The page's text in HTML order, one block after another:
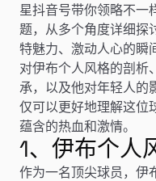
星抖音号带你领略不一
题，从多个角度详细探
特魅力、激动人心的瞬
对伊布个人风格的剖析
承，以及他对年轻人的
仅可以更好地理解这位
蕴含的热血和激情。
1、伊布个人
作为一名顶尖球员，伊